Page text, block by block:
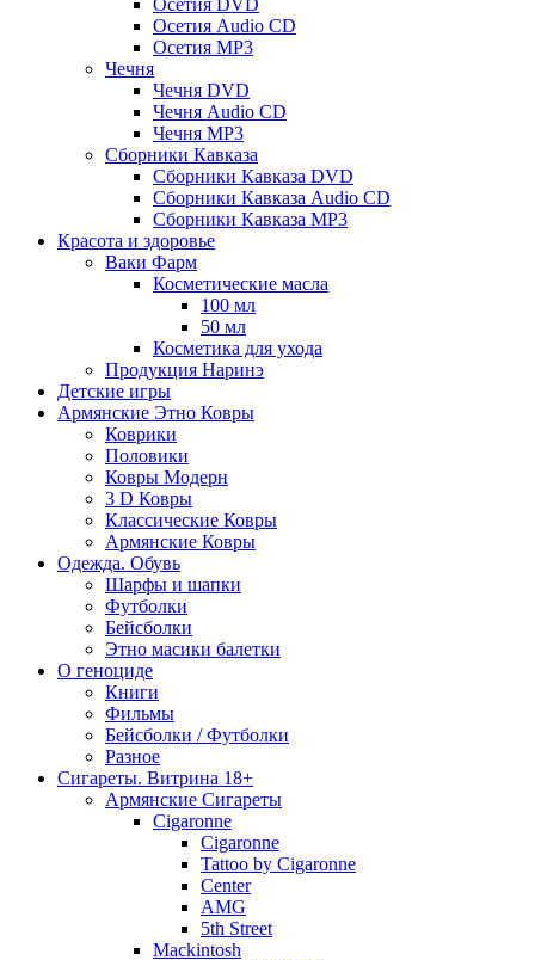
Осетия DVD
Осетия Audio CD
Осетия MP3
Чечня
Чечня DVD
Чечня Audio CD
Чечня MP3
Сборники Кавказа
Сборники Кавказа DVD
Сборники Кавказа Audio CD
Сборники Кавказа MP3
Красота и здоровье
Ваки Фарм
Косметические масла
100 мл
50 мл
Косметика для ухода
Продукция Наринэ
Детские игры
Армянские Этно Ковры
Коврики
Половики
Ковры Модерн
3 D Ковры
Классические Ковры
Армянские Ковры
Одежда. Обувь
Шарфы и шапки
Футболки
Бейсболки
Этно масики балетки
О геноциде
Книги
Фильмы
Бейсболки / Футболки
Разное
Сигареты. Витрина 18+
Армянские Сигареты
Cigaronne
Cigaronne
Tattoo by Cigaronne
Center
AMG
5th Street
Mackintosh